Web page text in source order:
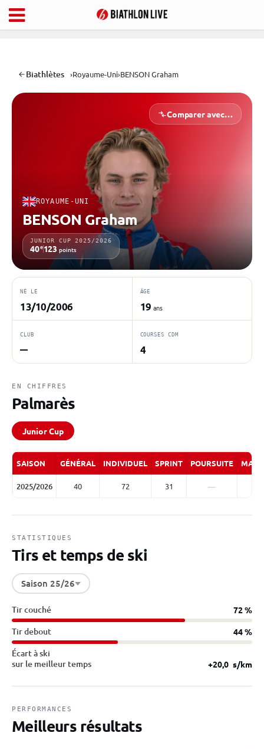
Biathlètes ›Royaume-Uni›BENSON Graham
ROYAUME-UNI
BENSON Graham
JUNIOR CUP 2025/2026
40e123 points
Comparer avec…
NÉ LE
13/10/2006
ÂGE
19 ans
CLUB
—
COURSES CDM
4
EN CHIFFRES
Palmarès
Junior Cup
SAISON GÉNÉRAL INDIVIDUEL SPRINT POURSUITE
2025/2026 40 72 31 —
STATISTIQUES
Tirs et temps de ski
Saison 25/26
Tir couché 72 %
Tir debout 44 %
Écart à ski
sur le meilleur temps
+20,0 s/km
PERFORMANCES
Meilleurs résultats